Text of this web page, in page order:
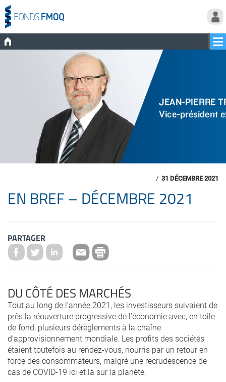
/ 31 DÉCEMBRE 2021
EN BREF – DÉCEMBRE 2021
PARTAGER
DU CÔTÉ DES MARCHÉS
Tout au long de l’année 2021, les investisseurs suivaient de
près la réouverture progressive de l’économie avec, en toile
de fond, plusieurs dérèglements à la chaîne
d’approvisionnement mondiale. Les profits des sociétés
étaient toutefois au rendez-vous, nourris par un retour en
force des consommateurs, malgré une recrudescence de
cas de COVID-19 ici et là sur la planète.